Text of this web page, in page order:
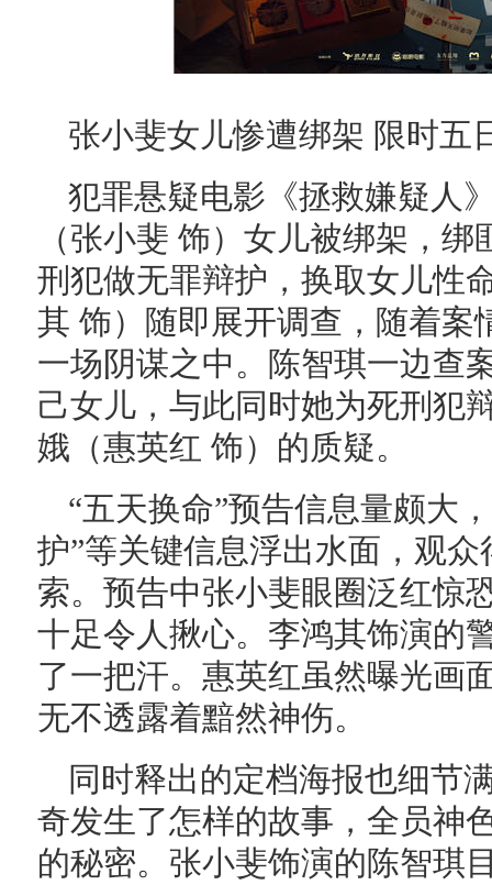
张小斐女儿惨遭绑架 限时五
犯罪悬疑电影《拯救嫌疑人
（张小斐 饰）女儿被绑架，
刑犯做无罪辩护，换取女儿性
其 饰）随即展开调查，随着案
一场阴谋之中。陈智琪一边查
己女儿，与此同时她为死刑犯
娥（惠英红 饰）的质疑。
“五天换命”预告信息量颇大
护”等关键信息浮出水面，观
索。预告中张小斐眼圈泛红惊
十足令人揪心。李鸿其饰演的
了一把汗。惠英红虽然曝光画
无不透露着黯然神伤。
同时释出的定档海报也细节
奇发生了怎样的故事，全员神
的秘密。张小斐饰演的陈智琪